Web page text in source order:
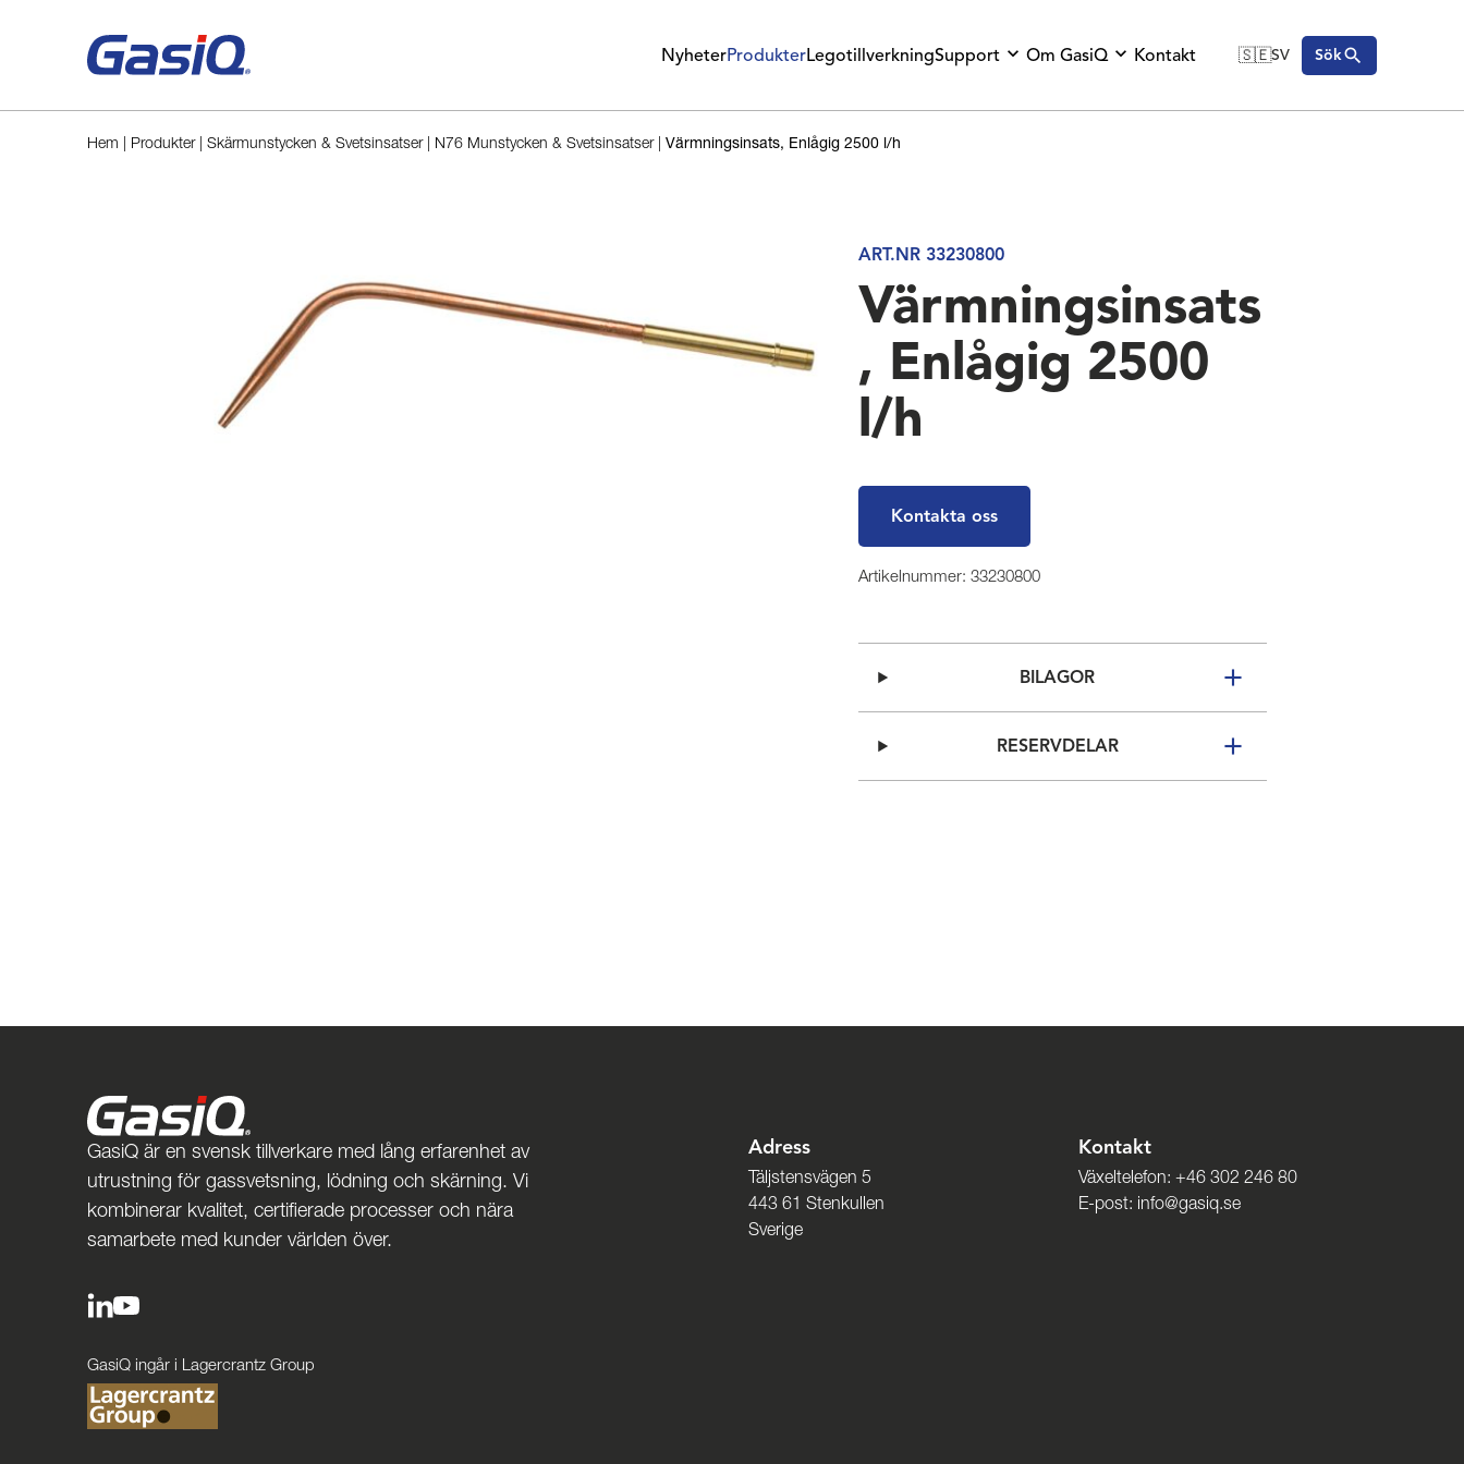
NyheterProdukterLegotillverkningSupport Om GasiQ Kontakt 🇸🇪SV Sök
Hem | Produkter| Skärmunstycken & Svetsinsatser| N76 Munstycken & Svetsinsatser| Värmningsinsats, Enlågig 2500 l/h
ART.NR 33230800
Värmningsinsats
, Enlågig 2500
l/h
Kontakta oss
Artikelnummer: 33230800
BILAGOR
RESERVDELAR
GasiQ är en svensk tillverkare med lång erfarenhet av
utrustning för gassvetsning, lödning och skärning. Vi
kombinerar kvalitet, certifierade processer och nära
samarbete med kunder världen över.
GasiQ ingår i Lagercrantz Group
Adress
Täljstensvägen 5
443 61 Stenkullen
Sverige
Kontakt
Växeltelefon:+46 302 246 80
E-post: info@gasiq.se